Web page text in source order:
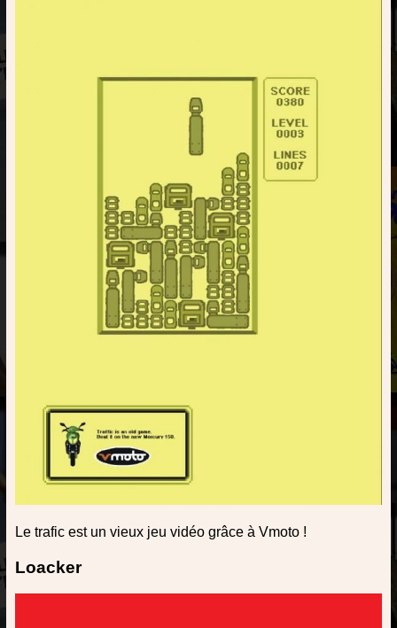
Le trafic est un vieux jeu vidéo grâce à Vmoto !
Loacker